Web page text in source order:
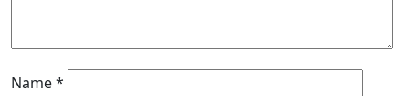
Name*